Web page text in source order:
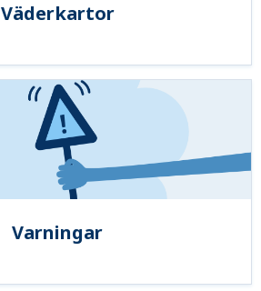
Väderkartor
Varningar